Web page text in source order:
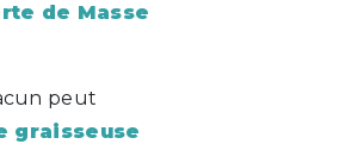
de Masse
peut
graisseuse